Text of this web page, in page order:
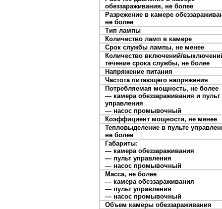
обеззараживания, не более
Разрежение в камере
не более
Тип лампы
Количество ламп в камере
Срок службы лампы, не менее
Количество включений/
течение срока службы, не более
Напряжение питания
Частота питающего напряжения
Потребляемая мощность, не более
— камера обеззараживания и пульт
управления
— насос промывочный
Коэффициент мощности, не менее
Тепловыделение в пульте
не более
Габариты:
— камера обеззараживания
— пульт управления
— насос промывочный
Масса, не более
— камера обеззараживания
— пульт управления
— насос промывочный
Объем камеры обеззараживания